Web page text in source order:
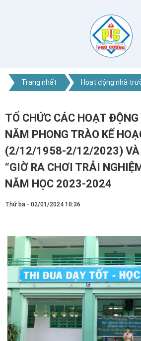
Trang nhất Hoạt động nhà
TỔ CHỨC CÁC HOẠT
NĂM PHONG TRÀO KẾ
(2/12/1958-2/12/2023) VÀ
“GIỜ RA CHƠI TRẢI
NĂM HỌC 2023-2024
Thứ ba - 02/01/2024 10:36